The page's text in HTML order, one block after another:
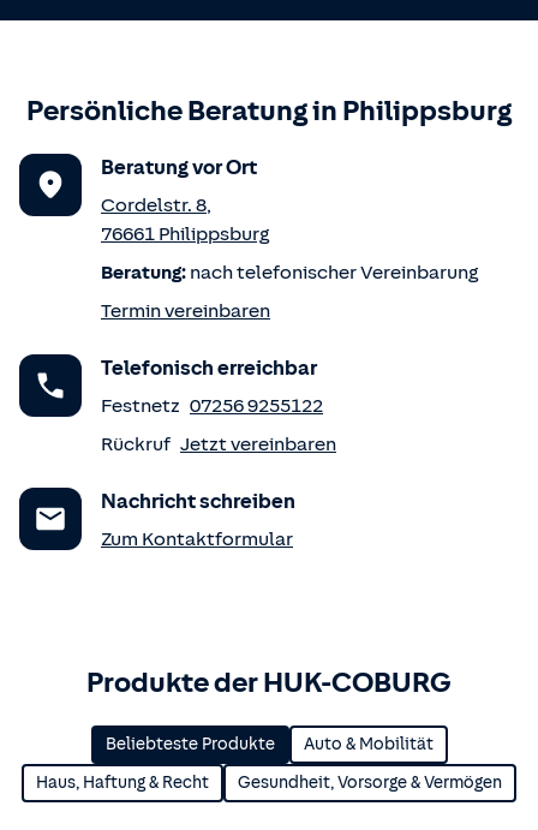
Persönliche Beratung in Philippsburg
Beratung vor Ort
Cordelstr. 8,
76661 Philippsburg
Beratung: nach telefonischer Vereinbarung
Termin vereinbaren
Telefonisch erreichbar
Festnetz 07256 9255122
Rückruf Jetzt vereinbaren
Nachricht schreiben
Zum Kontaktformular
Produkte der HUK-COBURG
Beliebteste Produkte Auto & Mobilität
Haus, Haftung & Recht Gesundheit, Vorsorge & Vermögen